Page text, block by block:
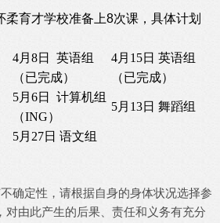
柔育才学校准备上8次课，具体计划
4月8日 英语组
（已完成）
4月15日 英语组
（已完成）
5月6日 计算机组
（ING）
5月13日 舞蹈组
5月27日 语文组
确定性，请根据自身的身体状况选择参
对由此产生的后果、责任和义务有充分